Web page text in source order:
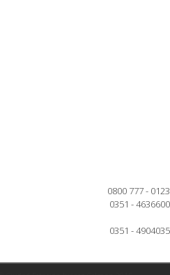
0800 777 - 0123
0351 - 4636600
0351 - 4904035